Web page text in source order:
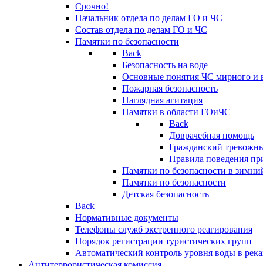
Срочно!
Начальник отдела по делам ГО и ЧС
Состав отдела по делам ГО и ЧС
Памятки по безопасности
Back
Безопасность на воде
Основные понятия ЧС мирного и
Пожарная безопасность
Наглядная агитация
Памятки в области ГОиЧС
Back
Доврачебная помощь
Гражданский
Правила поведения
Памятки по безопасности в
Памятки по безопасности
Детская безопасность
Back
Нормативные документы
Телефоны служб экстренного реагирования
Порядок регистрации туристических групп
Автоматический контроль уровня воды в